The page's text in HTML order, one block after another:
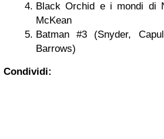
Black Orchid e i mondi di
McKean
Batman #3 (Snyder,
Barrows)
Condividi: